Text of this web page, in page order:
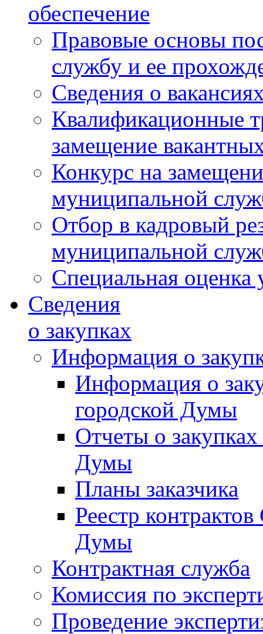
обеспечение
Правовые основы
службу и ее
Сведения о
Квалификационные
замещение
Конкурс на
муниципальной
Отбор в кадровый
муниципальной
Специальная оценка
Сведения
о закупках
Информация о
Информация о
городской Думы
Отчеты о
Думы
Планы заказчика
Реестр
Думы
Контрактная служба
Комиссия по
Проведение